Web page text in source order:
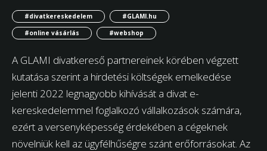
#divatkereskedelem
#GLAMI.hu
#online vásárlás
#webshop
A GLAMI divatkereső partnereinek körében végzett
kutatása szerint a hirdetési költségek emelkedése
jelenti 2022 legnagyobb kihívását a divat e-
kereskedelemmel foglalkozó vállalkozások számára,
ezért a versenyképesség érdekében a cégeknek
növelniük kell az ügyfélhűségre szánt erőforrásokat. Az